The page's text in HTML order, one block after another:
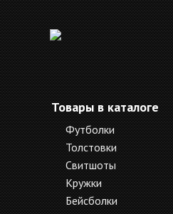
Товары в каталоге
Футболки
Толстовки
Свитшоты
Кружки
Бейсболки